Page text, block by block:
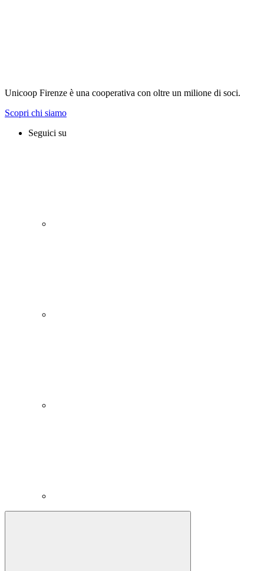
Unicoop Firenze è una cooperativa con oltre un milione di soci.
Scopri chi siamo
Seguici su